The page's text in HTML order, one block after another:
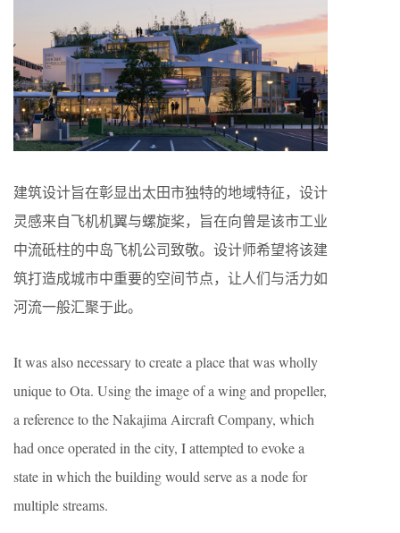
建筑设计旨在彰显出太田市独特的地域特征，设计
灵感来自飞机机翼与螺旋桨，旨在向曾是该市工业
中流砥柱的中岛飞机公司致敬。设计师希望将该建
筑打造成城市中重要的空间节点，让人们与活力如
河流一般汇聚于此。
It was also necessary to create a place that was wholly
unique to Ota. Using the image of a wing and propeller,
a reference to the Nakajima Aircraft Company, which
had once operated in the city, I attempted to evoke a
state in which the building would serve as a node for
multiple streams.